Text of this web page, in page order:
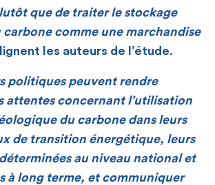
que de traiter le stockage
comme une marchandise
les auteurs de l’étude.
politiques peuvent rendre
attentes concernant l’utilisation
du carbone dans leurs
de transition énergétique, leurs
au niveau national et
à long terme, et communiquer